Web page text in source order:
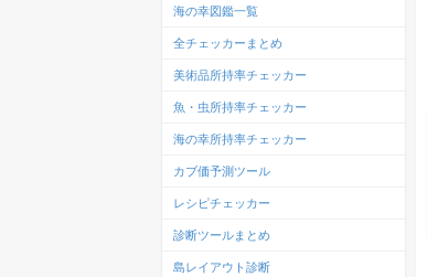
海の幸図鑑一覧
全チェッカーまとめ
美術品所持率チェッカー
魚・虫所持率チェッカー
海の幸所持率チェッカー
カブ価予測ツール
レシピチェッカー
診断ツールまとめ
島レイアウト診断